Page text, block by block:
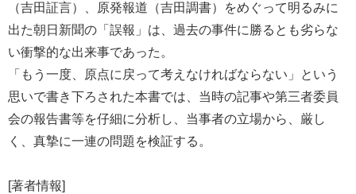
（吉田証言）、原発報道（吉田調書）をめぐって明るみに
出た朝日新聞の「誤報」は、過去の事件に勝るとも劣らな
い衝撃的な出来事であった。
「もう一度、原点に戻って考えなければならない」という
思いで書き下ろされた本書では、当時の記事や第三者委員
会の報告書等を仔細に分析し、当事者の立場から、厳し
く、真摯に一連の問題を検証する。
[著者情報]